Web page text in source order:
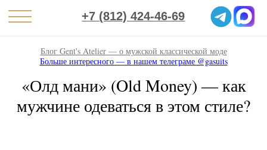
+7 (812) 424-46-69
Блог Gent's Atelier — о мужской классической моде
Больше интересного — в нашем телеграме @gasuits
«Олд мани» (Old Money) — как
мужчине одеваться в этом стиле?